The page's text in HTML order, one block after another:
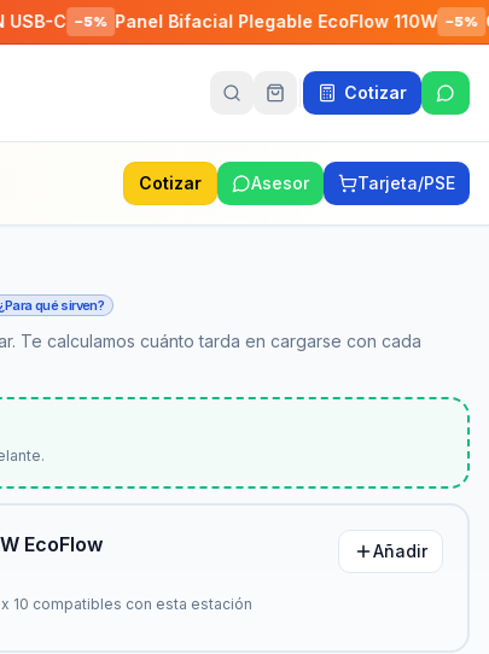
5% Panel Bifacial Plegable EcoFlow 110W −5%
Cotizar
Cotizar Asesor Tarjeta/PSE
¿Para qué sirven?
Te calculamos cuánto tarda en cargarse con cada
EcoFlow
10 compatibles con esta estación
Añadir